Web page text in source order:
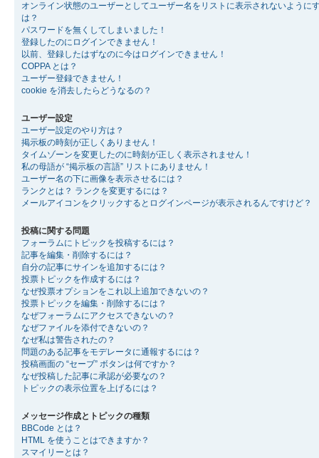
オンライン状態のユーザーとしてユーザー名をリストに表示されないように
は？
パスワードを無くしてしまいました！
登録したのにログインできません！
以前、登録したはずなのに今はログインできません！
COPPA とは？
ユーザー登録できません！
cookie を消去したらどうなるの？
ユーザー設定
ユーザー設定のやり方は？
掲示板の時刻が正しくありません！
タイムゾーンを変更したのに時刻が正しく表示されません！
私の母語が “掲示板の言語” リストにありません！
ユーザー名の下に画像を表示させるには？
ランクとは？ ランクを変更するには？
メールアイコンをクリックするとログインページが表示されるんですけど？
投稿に関する問題
フォーラムにトピックを投稿するには？
記事を編集・削除するには？
自分の記事にサインを追加するには？
投票トピックを作成するには？
なぜ投票オプションをこれ以上追加できないの？
投票トピックを編集・削除するには？
なぜフォーラムにアクセスできないの？
なぜファイルを添付できないの？
なぜ私は警告されたの？
問題のある記事をモデレータに通報するには？
投稿画面の “セーブ” ボタンは何ですか？
なぜ投稿した記事に承認が必要なの？
トピックの表示位置を上げるには？
メッセージ作成とトピックの種類
BBCode とは？
HTML を使うことはできますか？
スマイリーとは？